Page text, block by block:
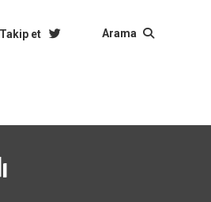
Takip et Arama